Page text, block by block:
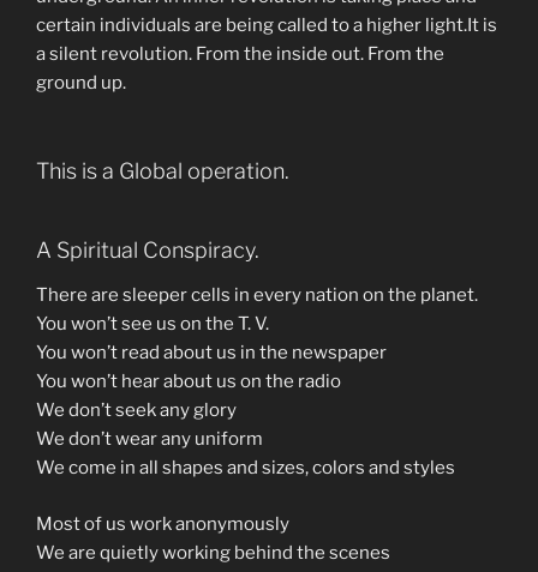
certain individuals are being called to a higher light.It is
a silent revolution. From the inside out. From the
ground up.
This is a Global operation.
A Spiritual Conspiracy.
There are sleeper cells in every nation on the planet.
You won’t see us on the T. V.
You won’t read about us in the newspaper
You won’t hear about us on the radio
We don’t seek any glory
We don’t wear any uniform
We come in all shapes and sizes, colors and styles
Most of us work anonymously
We are quietly working behind the scenes